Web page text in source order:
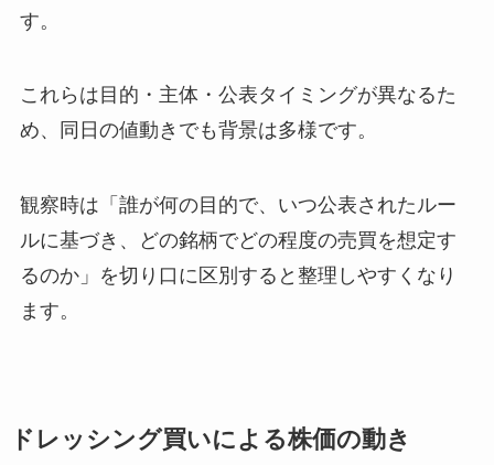
す。
これらは目的・主体・公表タイミングが異なるた
め、同日の値動きでも背景は多様です。
観察時は「誰が何の目的で、いつ公表されたルー
ルに基づき、どの銘柄でどの程度の売買を想定す
るのか」を切り口に区別すると整理しやすくなり
ます。
ドレッシング買いによる株価の動き